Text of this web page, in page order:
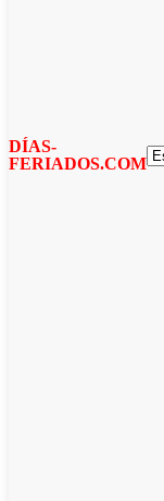
DÍAS-
FERIADOS.COM